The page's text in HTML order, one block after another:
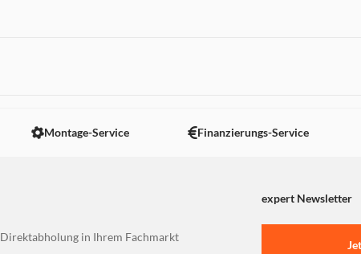
Montage-Service Finanzierungs-Service
expert Newsletter
Direktabholung in Ihrem Fachmarkt